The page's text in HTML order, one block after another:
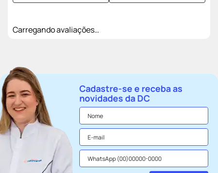
Carregando avaliações…
Cadastre-se e receba as
novidades da DC